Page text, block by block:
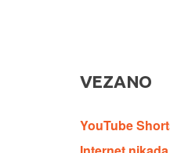
VEZANO
YouTube